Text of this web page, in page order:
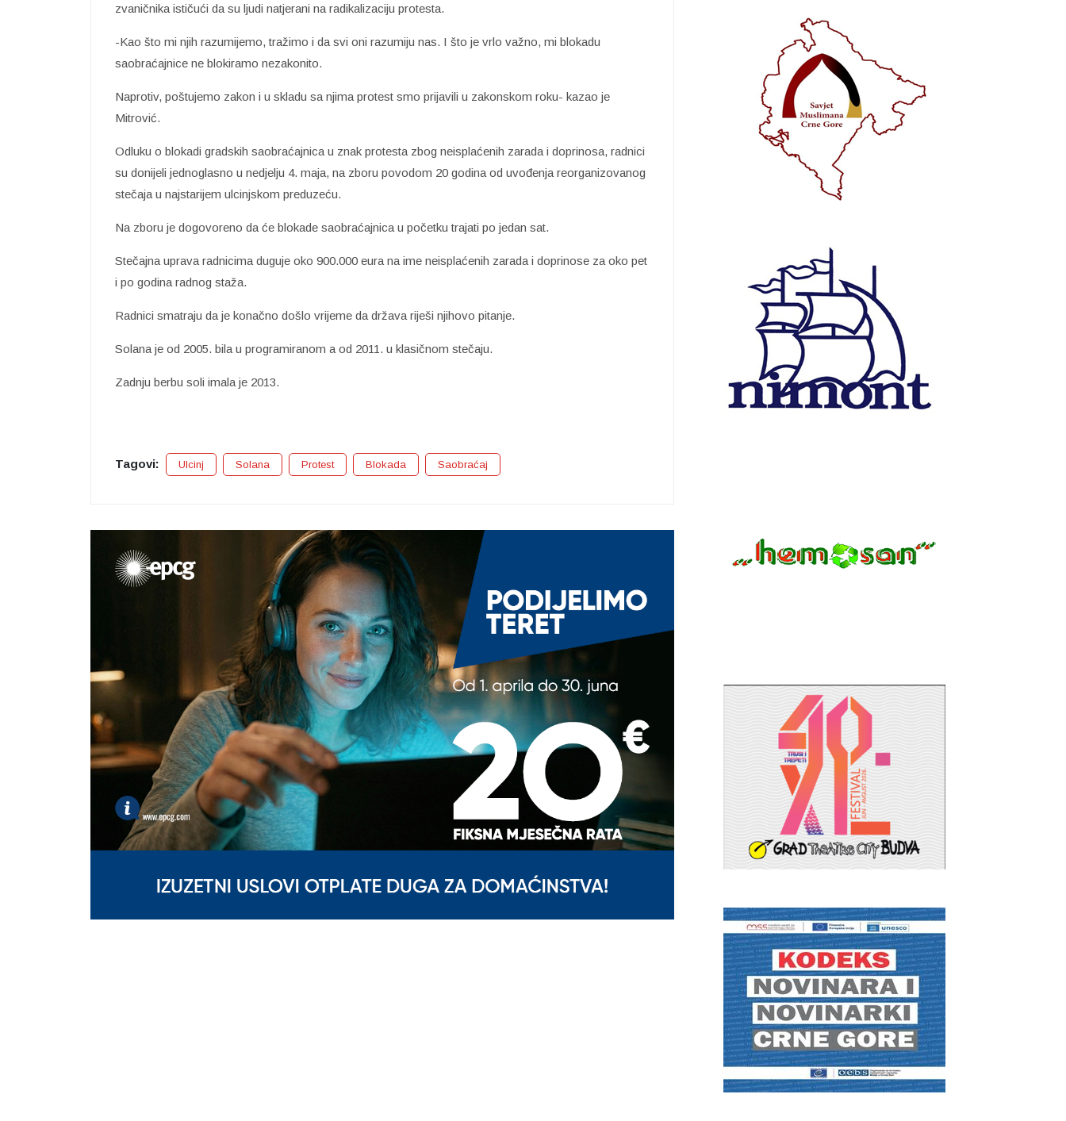
zvaničnika ističući da su ljudi natjerani na radikalizaciju protesta.
-Kao što mi njih razumijemo, tražimo i da svi oni razumiju nas. I što je vrlo važno, mi blokadu
saobraćajnice ne blokiramo nezakonito.
Naprotiv, poštujemo zakon i u skladu sa njima protest smo prijavili u zakonskom roku- kazao je
Mitrović.
Odluku o blokadi gradskih saobraćajnica u znak protesta zbog neisplaćenih zarada i doprinosa, radnici
su donijeli jednoglasno u nedjelju 4. maja, na zboru povodom 20 godina od uvođenja reorganizovanog
stečaja u najstarijem ulcinjskom preduzeću.
Na zboru je dogovoreno da će blokade saobraćajnica u početku trajati po jedan sat.
Stečajna uprava radnicima duguje oko 900.000 eura na ime neisplaćenih zarada i doprinose za oko pet
i po godina radnog staža.
Radnici smatraju da je konačno došlo vrijeme da država riješi njihovo pitanje.
Solana je od 2005. bila u programiranom a od 2011. u klasičnom stečaju.
Zadnju berbu soli imala je 2013.
Tagovi: Ulcinj Solana Protest Blokada Saobraćaj